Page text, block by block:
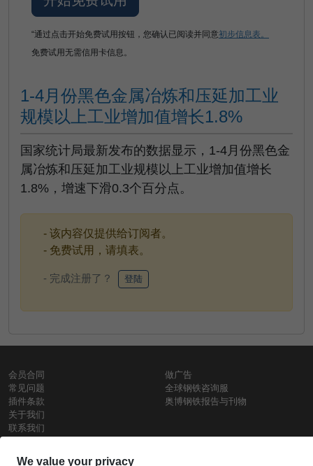
“通过点击开始免费试用按钮，您确认已阅读并同意初步信息表。
免费试用无需信用卡信息。
1-4月份黑色金属冶炼和压延加工业
规模以上工业增加值增长1.8%
国家统计局最新发布的数据显示，1-4月份黑色金
属冶炼和压延加工业规模以上工业增加值增长
1.8%，增速下滑0.3个百分点。
- 该内容仅提供给订阅者。
- 免费试用，请填表。
- 完成注册了？ 登陆
会员合同
常见问题
插件条款
关于我们
联系我们
做广告
全球钢铁咨询服
奥博钢铁报告与刊物